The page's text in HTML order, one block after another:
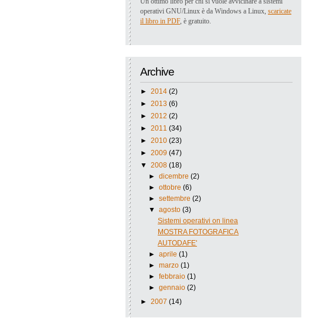
operativi GNU/Linux è da Windows a Linux, scaricate
il libro in PDF, è gratuito.
Archive
► 2014 (2)
► 2013 (6)
► 2012 (2)
► 2011 (34)
► 2010 (23)
► 2009 (47)
▼ 2008 (18)
►dicembre (2)
►ottobre (6)
►settembre (2)
▼ agosto (3)
Sistemi operativi on linea
MOSTRA FOTOGRAFICA
AUTODAFE'
►aprile (1)
►marzo (1)
►febbraio (1)
►gennaio (2)
► 2007 (14)